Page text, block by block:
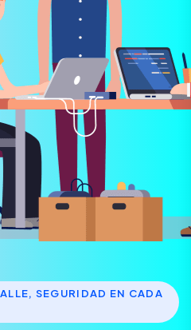
SEGURIDAD EN CADA